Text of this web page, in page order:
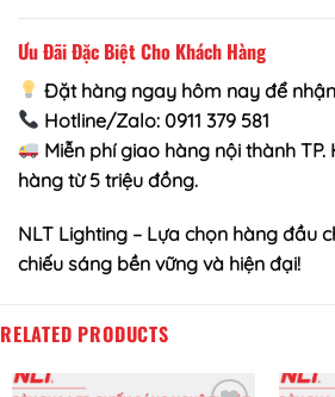
Ưu Đãi Đặc Biệt Cho Khách Hàng
Đặt hàng ngay hôm nay để
Hotline/Zalo: 0911 379 581
Miễn phí giao hàng nội thành TP.
hàng từ 5 triệu đồng.
NLT Lighting – Lựa chọn hàng đầu
chiếu sáng bền vững và hiện đại!
RELATED PRODUCTS